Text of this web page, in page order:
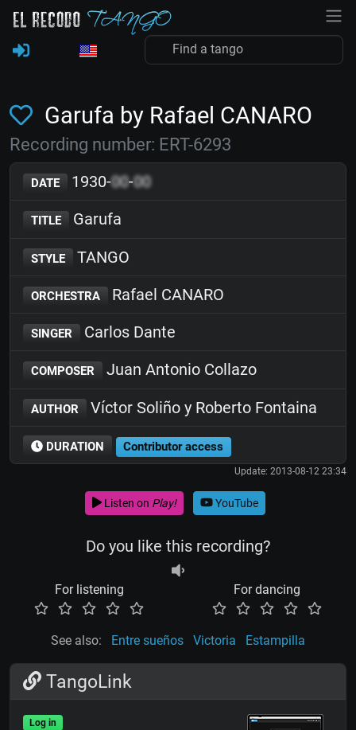
Garufa by Rafael CANARO
Recording number: ERT-6293
DATE 1930-00-00
TITLE Garufa
STYLE TANGO
ORCHESTRA Rafael CANARO
SINGER Carlos Dante
COMPOSER Juan Antonio Collazo
AUTHOR Víctor Soliño y Roberto Fontaina
DURATION Contributor access
Update: 2013-08-12 23:34
Listen on Play! YouTube
Do you like this recording?
For listening For dancing
See also: Entre sueños Victoria Estampilla
TangoLink
Log in